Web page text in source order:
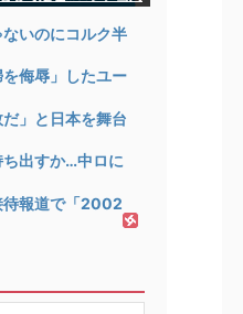
ないのにコルク半
侮辱」したユー
だ」と日本を舞台
出すか…中ロに
待報道で「2002